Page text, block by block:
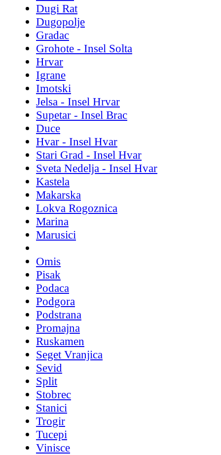
Dugi Rat
Dugopolje
Gradac
Grohote - Insel Solta
Hrvar
Igrane
Imotski
Jelsa - Insel Hrvar
Supetar - Insel Brac
Duce
Hvar - Insel Hvar
Stari Grad - Insel Hvar
Sveta Nedelja - Insel Hvar
Kastela
Makarska
Lokva Rogoznica
Marina
Marusici
Omis
Pisak
Podaca
Podgora
Podstrana
Promajna
Ruskamen
Seget Vranjica
Sevid
Split
Stobrec
Stanici
Trogir
Tucepi
Vinisce